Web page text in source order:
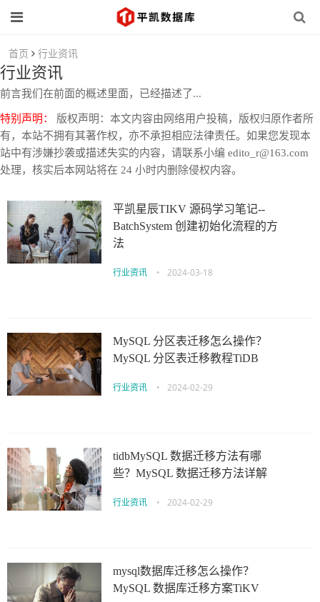
首页 行业资讯
行业资讯
前言我们在前面的概述里面，已经描述了...
特别声明：
版权声明：本文内容由网络用户投稿，版权归原作者所
有，本站不拥有其著作权，亦不承担相应法律责任。如果您发现本
站中有涉嫌抄袭或描述失实的内容，请联系小编 edito_r@163.com
处理，核实后本网站将在 24 小时内删除侵权内容。
平凯星辰TIKV 源码学习笔记--
BatchSystem 创建初始化流程的方
法
行业资讯 • 2024-03-18
MySQL 分区表迁移怎么操作？
MySQL 分区表迁移教程TiDB
行业资讯 • 2024-02-29
tidbMySQL 数据迁移方法有哪
些？MySQL 数据迁移方法详解
行业资讯 • 2024-02-29
mysql数据库迁移怎么操作？
MySQL 数据库迁移方案TiKV